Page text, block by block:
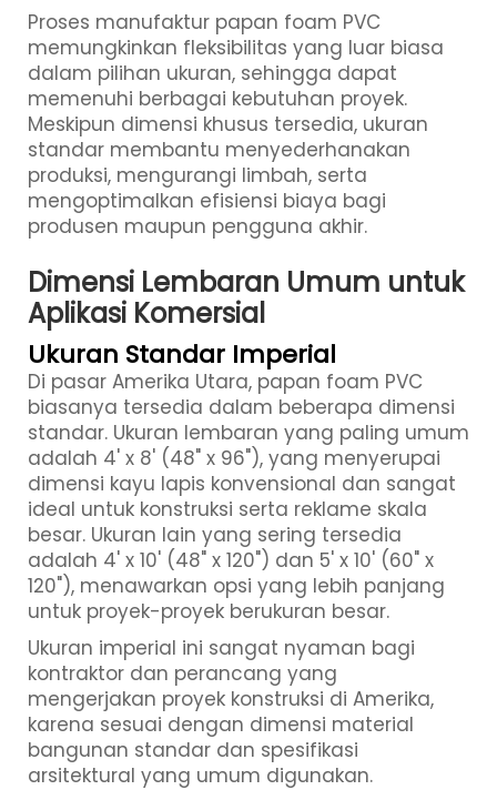
Proses manufaktur papan foam PVC
memungkinkan fleksibilitas yang luar biasa
dalam pilihan ukuran, sehingga dapat
memenuhi berbagai kebutuhan proyek.
Meskipun dimensi khusus tersedia, ukuran
standar membantu menyederhanakan
produksi, mengurangi limbah, serta
mengoptimalkan efisiensi biaya bagi
produsen maupun pengguna akhir.
Dimensi Lembaran Umum untuk
Aplikasi Komersial
Ukuran Standar Imperial
Di pasar Amerika Utara, papan foam PVC
biasanya tersedia dalam beberapa dimensi
standar. Ukuran lembaran yang paling umum
adalah 4' x 8' (48" x 96"), yang menyerupai
dimensi kayu lapis konvensional dan sangat
ideal untuk konstruksi serta reklame skala
besar. Ukuran lain yang sering tersedia
adalah 4' x 10' (48" x 120") dan 5' x 10' (60" x
120"), menawarkan opsi yang lebih panjang
untuk proyek-proyek berukuran besar.
Ukuran imperial ini sangat nyaman bagi
kontraktor dan perancang yang
mengerjakan proyek konstruksi di Amerika,
karena sesuai dengan dimensi material
bangunan standar dan spesifikasi
arsitektural yang umum digunakan.